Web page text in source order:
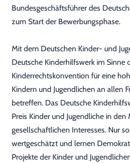
Bundesgeschäftsführer des
zum Start der Bewerbungsphase.
Mit dem Deutschen Kinder- und
Deutsche Kinderhilfswerk im Sinne
Kinderrechtskonvention für eine
Kindern und Jugendlichen an allen
betreffen. Das Deutsche
Preis Kinder und Jugendliche in
gesellschaftlichen Interesses. Nur
wertgeschätzt und lernen
Projekte der Kinder und